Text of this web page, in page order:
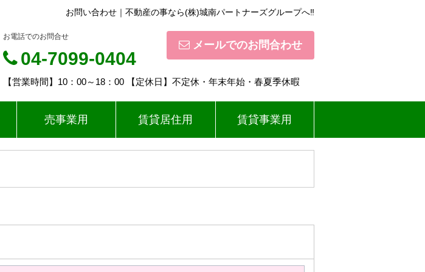
お問い合わせ｜不動産の事なら(株)城南パートナーズグループへ‼
メールでのお問合わせ
お電話でのお問合せ
04-7099-0404
【営業時間】10：00～18：00 【定休日】不定休・年末年始・春夏季休暇
売事業用 賃貸居住用 賃貸事業用